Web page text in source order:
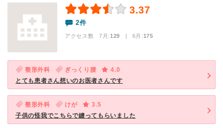
3.37
2件
アクセス数 7月:129 | 6月:175
整形外科 ぎっくり腰
4.0
とても患者さん想いのお医者さんです
整形外科 けが
3.5
子供の怪我でこちらで縫ってもらいました